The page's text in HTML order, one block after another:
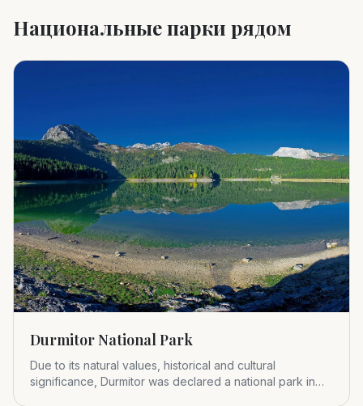
Национальные парки рядом
Durmitor National Park
Due to its natural values, historical and cultural
significance, Durmitor was declared a national park in